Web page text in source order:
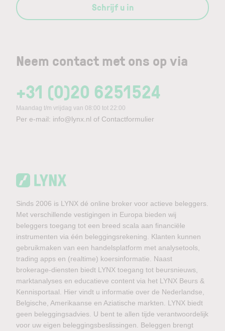
Neem contact met ons op via
+31 (0)20 6251524
Maandag t/m vrijdag van 08:00 tot 22:00
Per e-mail: info@lynx.nl of Contactformulier
Schrijf u in
Sinds 2006 is LYNX dé online broker voor actieve beleggers.
Met verschillende vestigingen in Europa bieden wij
beleggers toegang tot een breed scala aan financiële
instrumenten via één beleggingsrekening. Klanten kunnen
gebruikmaken van een handelsplatform met analysetools,
trading apps en (realtime) koersinformatie. Naast
brokerage-diensten biedt LYNX toegang tot beursnieuws,
marktanalyses en educatieve content via het LYNX Beurs &
Kennisportaal. Hier vindt u informatie over de Nederlandse,
Belgische, Amerikaanse en Aziatische markten. LYNX biedt
geen beleggingsadvies. U bent te allen tijde verantwoordelijk
voor uw eigen beleggingsbeslissingen. Beleggen brengt